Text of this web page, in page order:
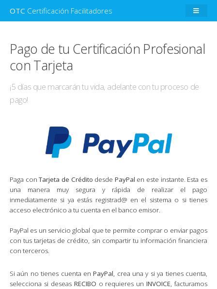
OTC Certificación Facilitadores
Pago de tu Certificación Profesional
con Tarjeta
¡5 días que marcarán tu vida, adelante con tu proceso de
pago!
Paga conTarjeta de Crédito desde PayPal en este instante. Esta es
una manera muy segura y rápida de realizar el pago
inmediatamente si ya estás registrad@ en el sistema o si tienes
acceso electrónico a tu cuenta en el banco emisor.
PayPal es un servicio global que te permite comprar o enviar pagos
con tus tarjetas de crédito, sin compartir tu información financiera
con terceros.
Si aún no tienes cuenta enPayPal, crea una y si ya tienes cuenta,
selecciona si deseas RECIBO o requieres unINVOICE, facturamos